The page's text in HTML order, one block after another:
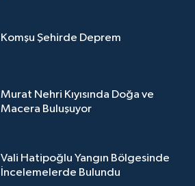
Komşu Şehirde Deprem
Murat Nehri Kıyısında Doğa ve
Macera Buluşuyor
Vali Hatipoğlu Yangın Bölgesinde
İncelemelerde Bulundu